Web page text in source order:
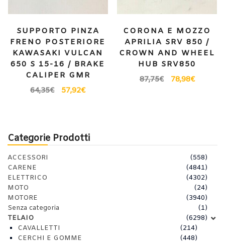
SUPPORTO PINZA
FRENO POSTERIORE
KAWASAKI VULCAN
650 S 15-16 / BRAKE
CALIPER GMR
64,35€ 57,92€
CORONA E MOZZO
APRILIA SRV 850 /
CROWN AND WHEEL
HUB SRV850
87,75€ 78,98€
Categorie Prodotti
ACCESSORI
(558)
CARENE
(4841)
ELETTRICO
(4302)
MOTO
(24)
MOTORE
(3940)
Senza categoria
(1)
TELAIO
(6298)
CAVALLETTI
(214)
CERCHI E GOMME
(448)